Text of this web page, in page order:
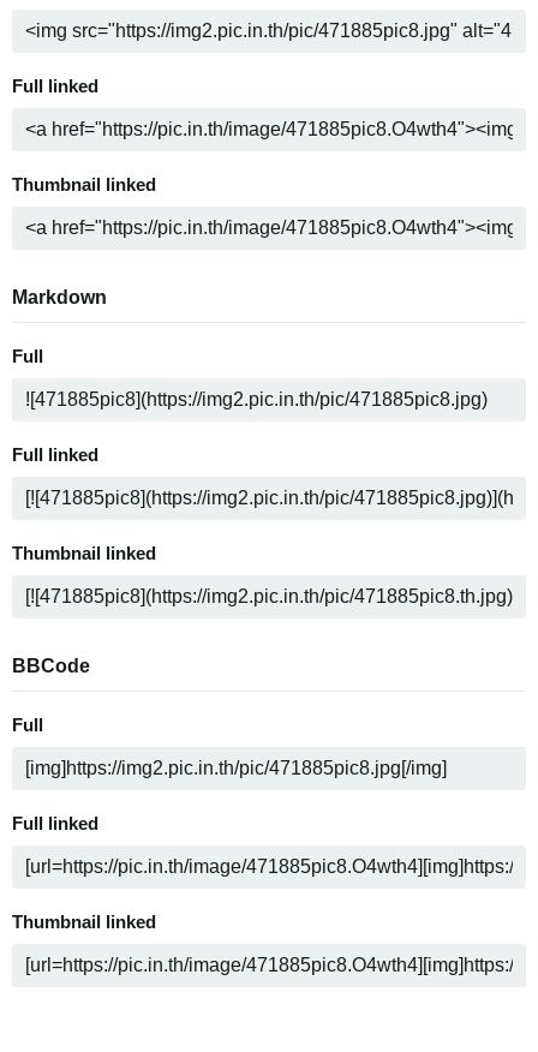
Full linked
Thumbnail linked
Markdown
Full
Full linked
Thumbnail linked
BBCode
Full
Full linked
Thumbnail linked